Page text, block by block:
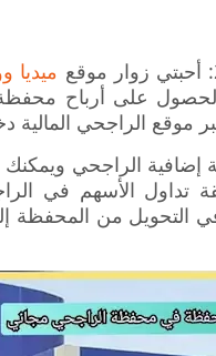
ميديا
على أرباح
موقع الراجحي المالية
الراجحي ويمكنك
تداول الأسهم في
التحويل من المحفظة